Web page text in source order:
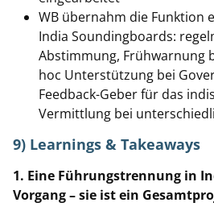
WB übernahm die Funktion
India Soundingboards:
Abstimmung, Frühwarnung
hoc Unterstützung bei
Feedback-Geber für das
Vermittlung bei
9) Learnings & Takeaways
1. Eine Führungstrennung in
Vorgang – sie ist ein